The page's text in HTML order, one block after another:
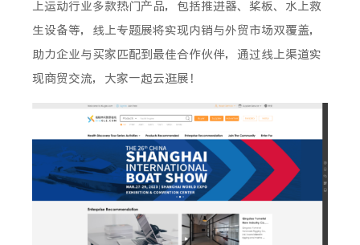
上运动行业多款热门产品，包括推进器、桨板、水上救
生设备等，线上专题展将实现内销与外贸市场双覆盖，
助力企业与买家匹配到最佳合作伙伴，通过线上渠道实
现商贸交流，大家一起云逛展！